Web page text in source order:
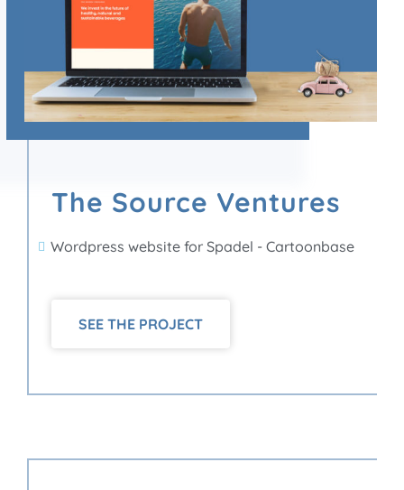
The Source Ventures
Wordpress website for Spadel - Cartoonbase
SEE THE PROJECT